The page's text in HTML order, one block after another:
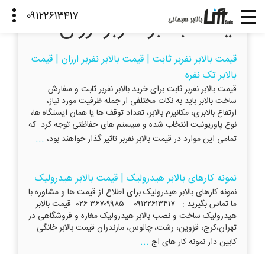
قیمت بالابر نفربر ارزان
قیمت بالابر نفربر ثابت | قیمت بالابر نفربر ارزان | قیمت
بالابر تک نفره
قیمت بالابر نفربر ثابت برای خرید بالابر نفربر ثابت و سفارش
ساخت بالابر باید به نکات مختلفی از جمله ظرفیت مورد نیاز،
ارتفاع بالابری، مکانیزم بالابر، تعداد توقف ها یا همان ایستگاه ها،
نوع پاوریونیت انتخاب شده و سیستم های حفاظتی توجه کرد. که
تمامی این موارد در قیمت بالابر نفربر تاثیر گذار خواهند بود، ...
نمونه کارهای بالابر هیدرولیک | قیمت بالابر هیدرولیک
نمونه کارهای بالابر هیدرولیک برای اطلاع از قیمت ها و مشاوره با
ما تماس بگیرید : ۰۹۱۲۲۶۱۳۴۱۷ ۳۶۷۰۹۹۸۵-۰۲۶ قیمت بالابر
هیدرولیک ساخت و نصب بالابر هیدرولیک مغازه و فروشگاهی در
تهران،کرج، قزوین، رشت، چالوس، مازندران قیمت بالابر خانگی
کابین دار نمونه کار های اج ...